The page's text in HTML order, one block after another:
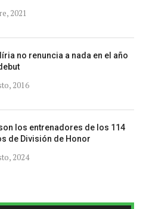
2021
no renuncia a nada en el año
2016
los entrenadores de los 114
de División de Honor
2024